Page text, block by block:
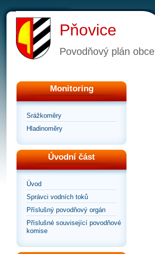
Pňovice
Povodňový plán obce
Monitoring
Srážkoměry
Hladinoměry
Úvodní část
Úvod
Správci vodních toků
Příslušný povodňový orgán
Příslušné související povodňové
komise